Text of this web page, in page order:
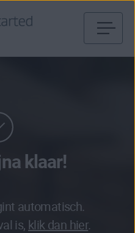
klaar!
automatisch.
is, klik dan hier.